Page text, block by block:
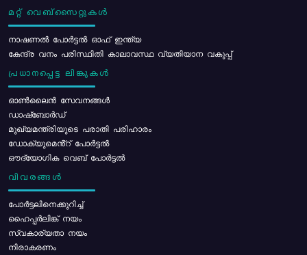
മറ്റ് വെബ്സൈറ്റുകൾ
നാഷണൽ പോർട്ടൽ ഓഫ് ഇന്ത്യ
കേന്ദ്ര വനം പരിസ്ഥിതി കാലാവസ്ഥ വ്യതിയാന വകുപ്പ്
പ്രധാനപ്പെട്ട ലിങ്കുകൾ
ഓൺലൈൻ സേവനങ്ങൾ
ഡാഷ്ബോർഡ്
മുഖ്യമന്ത്രിയുടെ പരാതി പരിഹാരം
ഡോക്യുമെൻ്റ് പോർട്ടൽ
ഔദ്യോഗിക വെബ് പോർട്ടൽ
വിവരങ്ങൾ
പോര്‍ട്ടലിനെക്കുറിച്ച്
ഹൈപ്പർലിങ്ക് നയം
സ്വകാര്യതാ നയം
നിരാകരണം